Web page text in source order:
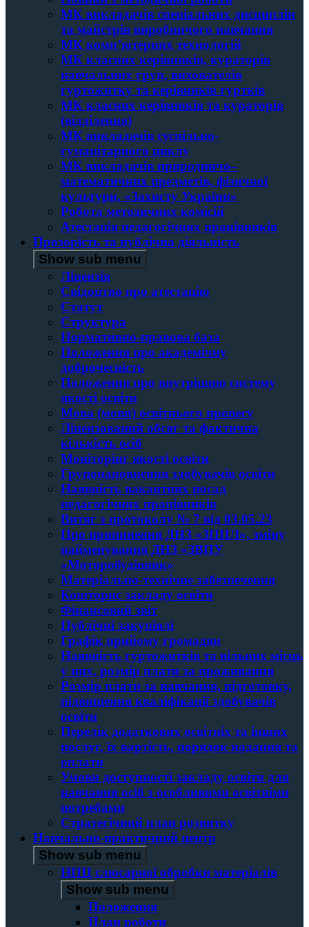
МК викладачів спеціальних дисциплін
та майстрів виробничого навчання
МК комп’ютерних технологій
МК класних керівників, кураторів
навчальних груп, вихователів
гуртожитку та керівників гуртків
МК класних керівників та кураторів
(відділення)
МК викладачів суспільно-
гуманітарного циклу
МК викладачів природничо–
математичних предметів, фізичної
культури, «Захисту України»
Робота методичних комісій
Атестація педагогічних працівників
Прозорість та публічна діяльність
Show sub menu
Ліцензія
Свідоцтво про атестацію
Статут
Структура
Нормативно-правова база
Положення про академічну
доброчесність
Положення про внутрішню систему
якості освіти
Мова (мови) освітнього процесу
Ліцензований обсяг та фактична
кількість осіб
Моніторінг якості освіти
Групонаповнення здобувачів освіти
Наявність вакантних посад
педагогічних працівників
Витяг з протоколу № 7 від 03.05.23
Про припинення ДНЗ «ЗППЛ», зміну
найменування ДНЗ «ЗВПУ
«Моторобудівник»
Матеріально-технічне забезпечення
Кошторис закладу освiти
Фінансовий звіт
Публічні закупівлі
Графік прийому громадян
Наявність гуртожитків та вільних місць
у них, розмір плати за проживання
Розмір плати за навчання, підготовку,
підвищення кваліфікації здобувачів
освіти
Перелік додаткових освітніх та інших
послуг, їх вартість, порядок надання та
оплати
Умови доступності закладу освіти для
навчання осіб з особливими освітніми
потребами
Стратегічний план розвитку
Навчально-практичний центр
Show sub menu
НПЦ слюсарної обробки матеріалів
Show sub menu
Положення
План роботи